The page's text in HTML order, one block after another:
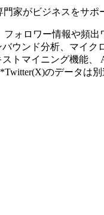
家がビジネスをサポ
ォロワー情報や頻
ウンド分析、マイ
トマイニング機能
のデータは別